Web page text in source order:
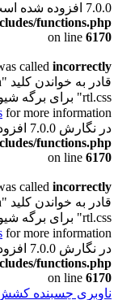
7.0.0 افزوده شده است.) in
functions.php
on line 6170
called incorrectly
در نگارش 7.0.0 افزوده شده است.) in
functions.php
on line 6170
called incorrectly
در نگارش 7.0.0 افزوده شده است.) in
functions.php
on line 6170
ناوبری چسبنده کشش